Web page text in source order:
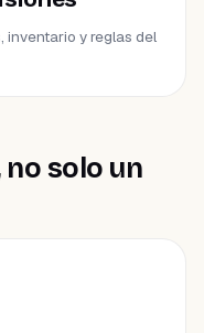
y reglas del
no solo un